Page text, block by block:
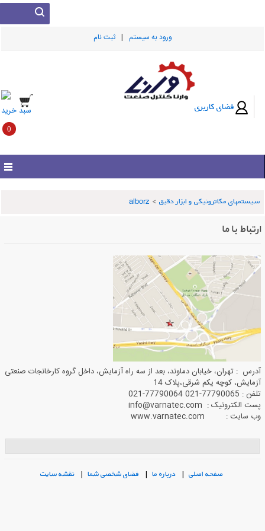
ورود به سيستم| ثبت نام
فضای کاربری سبد خرید
0
سیستمهای مکاترونیکی و ابزار دقیق>
alborz
ارتباط با ما
آدرس : تهران، خیابان دماوند، بعد از سه راه آزمایش، داخل گروه کارخانجات صنعتی
آزمایش، کوچه یکم شرقی،پلاک 14
تلفن : 77790065-021 77790064-021
پست الکترونیک : info@varnatec.com
وب سایت : www.varnatec.com
صفحه اصلی| درباره ما| فضای شخصی شما| نقشه سایت